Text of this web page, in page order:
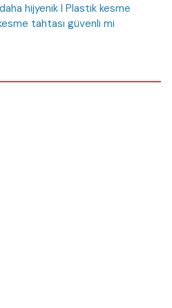
hijyenik I Plastik kesme
tahtası güvenli mi